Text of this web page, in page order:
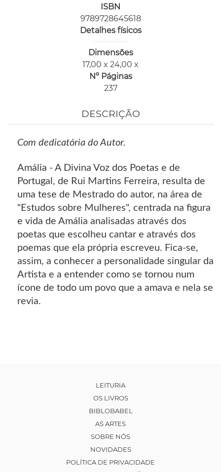
ISBN
9789728645618
Detalhes físicos
Dimensões
17,00 x 24,00 x
Nº Páginas
237
DESCRIÇÃO
Com dedicatória do Autor.
Amália - A Divina Voz dos Poetas e de
Portugal, de Rui Martins Ferreira, resulta de
uma tese de Mestrado do autor, na área de
"Estudos sobre Mulheres", centrada na figura
e vida de Amália analisadas através dos
poetas que escolheu cantar e através dos
poemas que ela própria escreveu. Fica-se,
assim, a conhecer a personalidade singular da
Artista e a entender como se tornou num
ícone de todo um povo que a amava e nela se
revia.
LEITURIA
OS LIVROS
BIBLOBABEL
AS ARTES
SOBRE NÓS
NOVIDADES
POLÍTICA DE PRIVACIDADE